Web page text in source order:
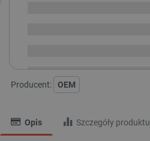
Producent: OEM
Opis Szczegóły produktu